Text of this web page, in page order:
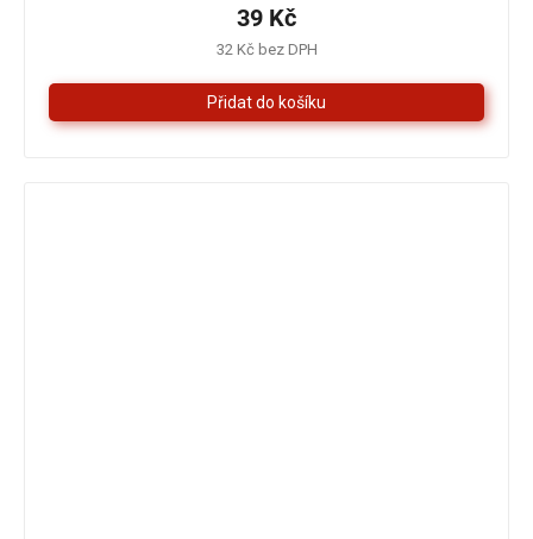
je
z
5
hvězdiček.
32 Kč bez DPH
39 Kč